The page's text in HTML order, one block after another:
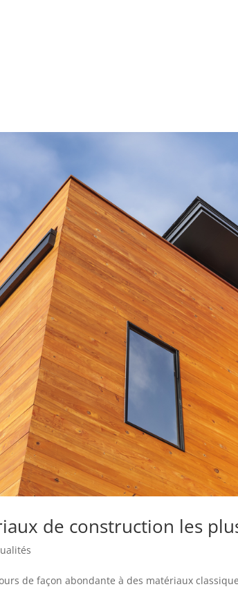
de construction les
de façon abondante à des matériaux